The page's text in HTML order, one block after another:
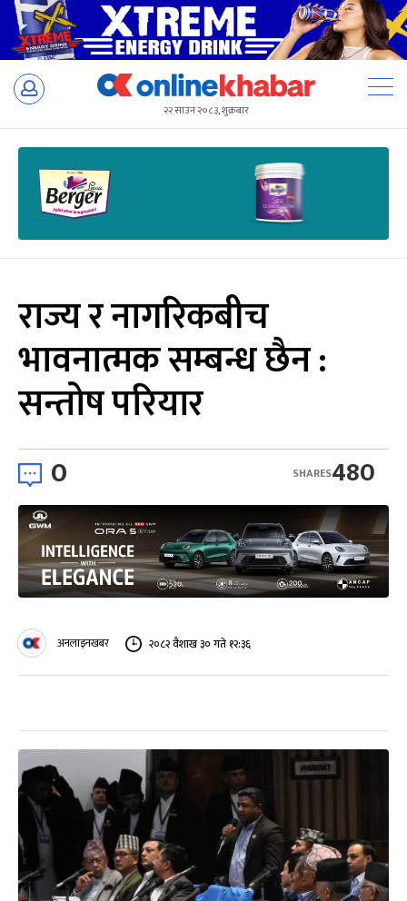
Skip
२२ साउन २०८३, शुक्रबार
राज्य र नागरिकबीच
भावनात्मक सम्बन्ध छैन :
सन्तोष परियार
0 480
SHARES
अनलाइनखबर २०८२ वैशाख ३० गते १२:३६